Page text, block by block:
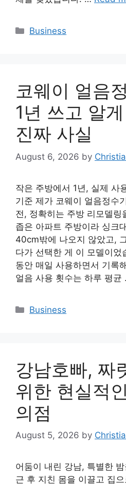
Categories
Business
코웨이 얼음
1년 쓰고 알
진짜 사실
August 6, 2026 by
작은 주방에서 1년, 실제 사
기준 제가 코웨이 얼음정수
전, 정확히는 주방 리모델링
좁은 아파트 주방이라 싱크
40cm밖에 나오지 않았고,
다가 선택한 게 이 모델이었
동안 매일 사용하면서 기록
얼음 사용 횟수는 하루 평균
Categories
Business
강남호빠, 짜
위한 현실적
의점
August 5, 2026 by
어둠이 내린 강남, 특별한
근 후 지친 몸을 이끌고 집